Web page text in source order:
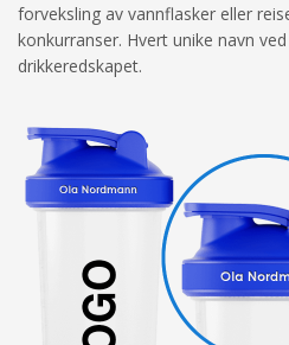
forveksling av vannflasker eller
konkurranser. Hvert unike navn
drikkeredskapet.